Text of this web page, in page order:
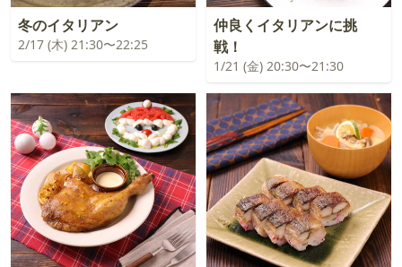
冬のイタリアン
2/17 (木) 21:30〜22:25
仲良くイタリアンに挑
戦！
1/21 (金) 20:30〜21:30